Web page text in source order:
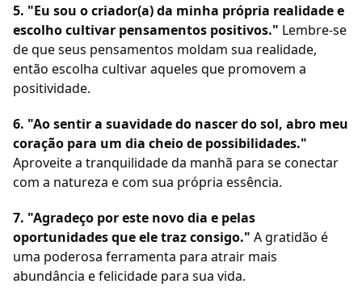
5. "Eu sou o criador(a) da minha própria realidade e
escolho cultivar pensamentos positivos." Lembre-se
de que seus pensamentos moldam sua realidade,
então escolha cultivar aqueles que promovem a
positividade.
6. "Ao sentir a suavidade do nascer do sol, abro meu
coração para um dia cheio de possibilidades."
Aproveite a tranquilidade da manhã para se conectar
com a natureza e com sua própria essência.
7. "Agradeço por este novo dia e pelas
oportunidades que ele traz consigo." A gratidão é
uma poderosa ferramenta para atrair mais
abundância e felicidade para sua vida.